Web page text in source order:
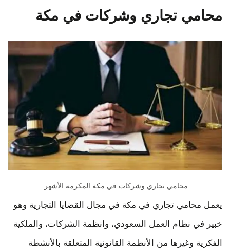
محامي تجاري وشركات في مكة
محامي تجاري وشركات في مكة المكرمة الأشهر
يعمل محامي تجاري في مكة في مجال القضايا التجارية وهو
خبير في نظام العمل السعودي، وانظمة الشركات، والملكية
الفكرية وغيرها من الأنظمة القانونية المتعلقة بالأنشطة